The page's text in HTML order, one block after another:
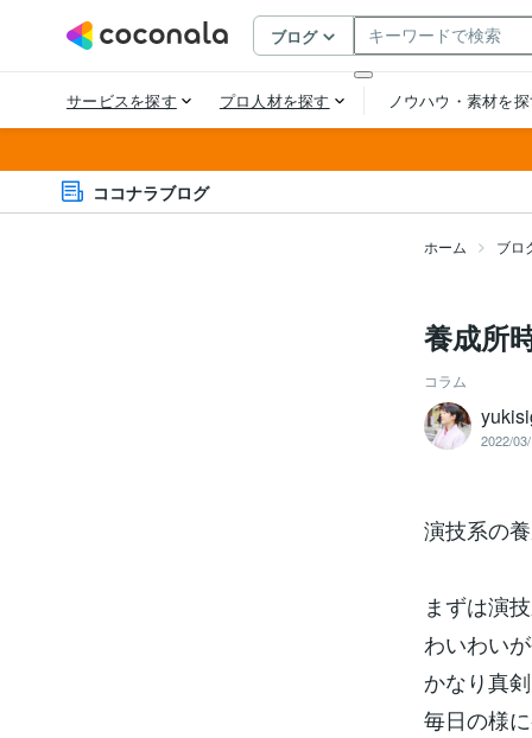
ココナラブログ
ホーム ブロ
養成所
コラム
2022/
演技系の
まずは演
わいわい
かなり真
毎日の様